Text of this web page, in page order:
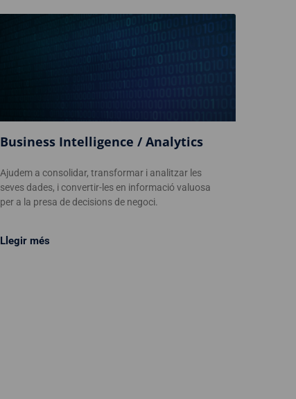
Business Intelligence / Analytics
Ajudem a consolidar, transformar i analitzar les
seves dades, i convertir-les en informació valuosa
per a la presa de decisions de negoci.
Llegir més